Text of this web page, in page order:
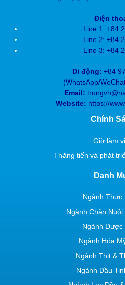
Điện
Line 1: +84
Line 2: +84
Line 3: +84
Di động: +84
(WhatsApp/
Email:
Website: https://
Chính
Giờ làm
Thăng tiến và phát
Danh
Ngành Thực
Ngành Chăn
Ngành Dược
Ngành Hóa
Ngành Thịt &
Ngành Dầu